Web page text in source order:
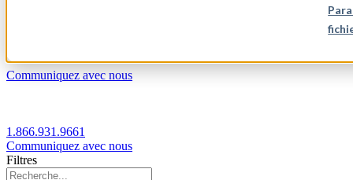
Communiquez avec nous
1.866.931.9661
Communiquez avec nous
Filtres